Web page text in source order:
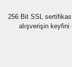
256 Bit SSL
alışverişin keyfini